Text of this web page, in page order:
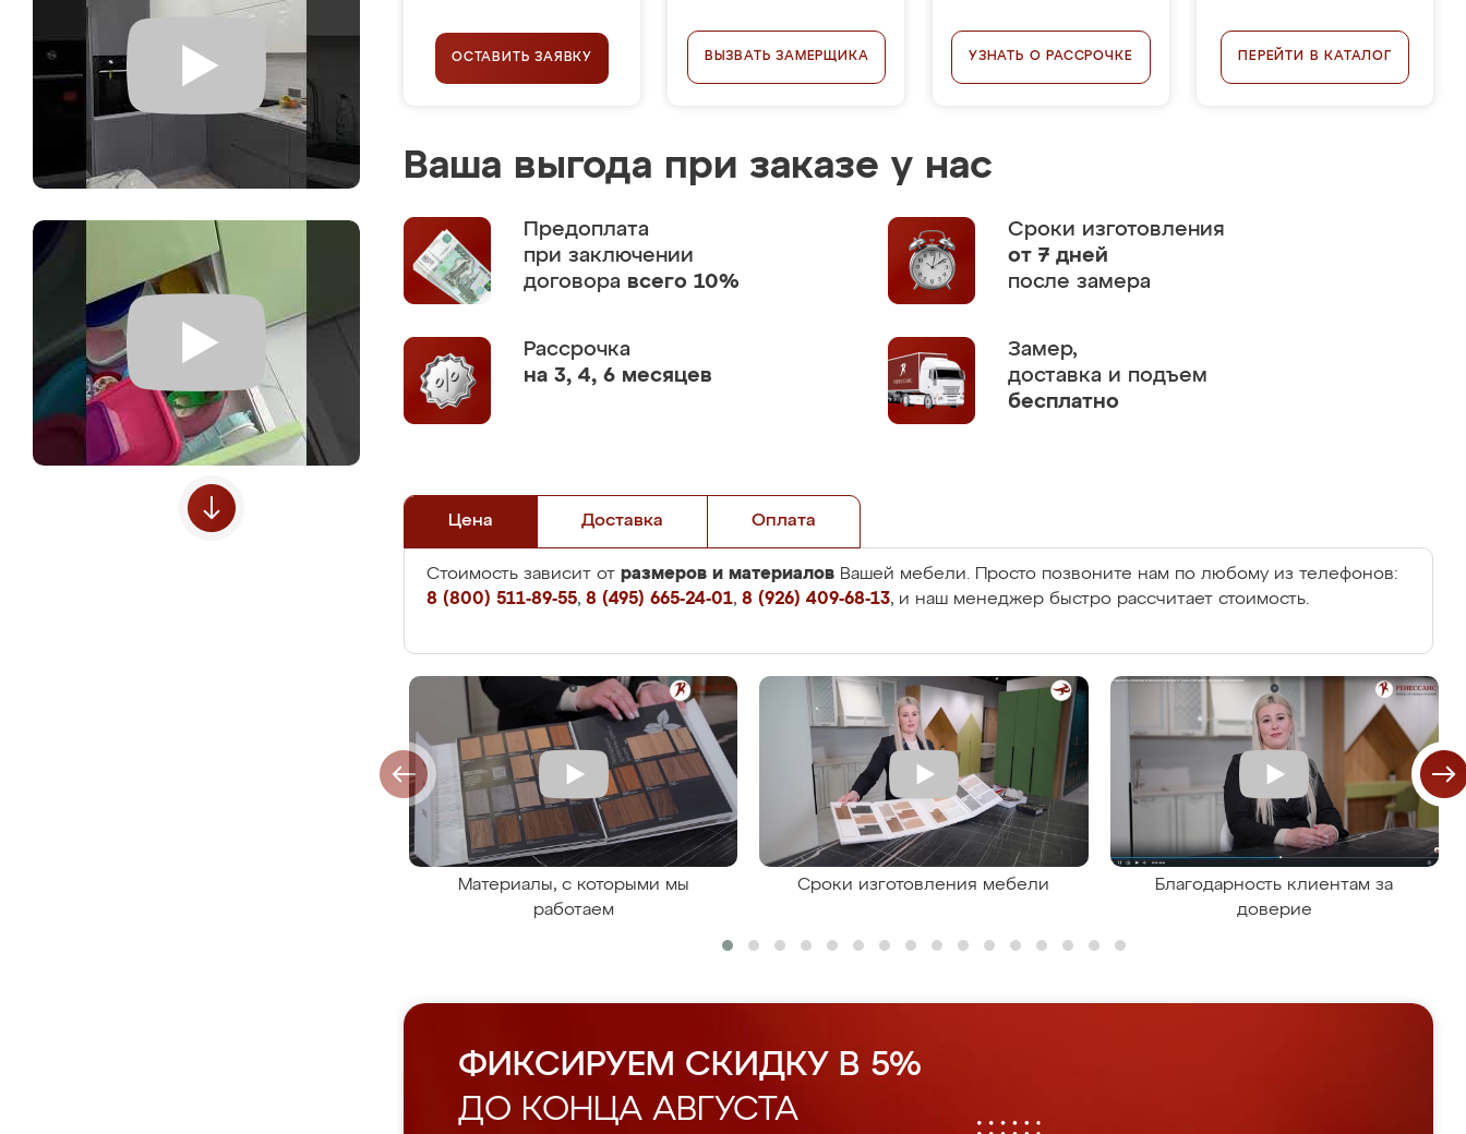
ОСТАВИТЬ ЗАЯВКУ ВЫЗВАТЬ ЗАМЕРЩИКА УЗНАТЬ О РАССРОЧКЕ ПЕРЕЙТИ В КАТАЛОГ
Ваша выгода при заказе у нас
Предоплата
при заключении
договора всего 10%
Сроки изготовления
от 7 дней
после замера
Рассрочка
на 3, 4, 6 месяцев
Замер,
доставка и подъем
бесплатно
Цена Доставка Оплата
Стоимость зависит от размеров и материалов Вашей мебели. Просто позвоните нам по любому из телефонов:
8 (800) 511-89-55, 8 (495) 665-24-01, 8 (926) 409-68-13, и наш менеджер быстро рассчитает стоимость.
Материалы, с которыми мы
работаем
Сроки изготовления мебели
Благодарность клиентам за
доверие
ФИКСИРУЕМ СКИДКУ В 5%
ДО КОНЦА АВГУСТА